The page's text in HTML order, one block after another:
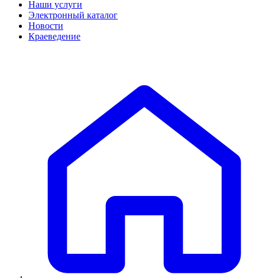
Наши услуги
Электронный каталог
Новости
Краеведение